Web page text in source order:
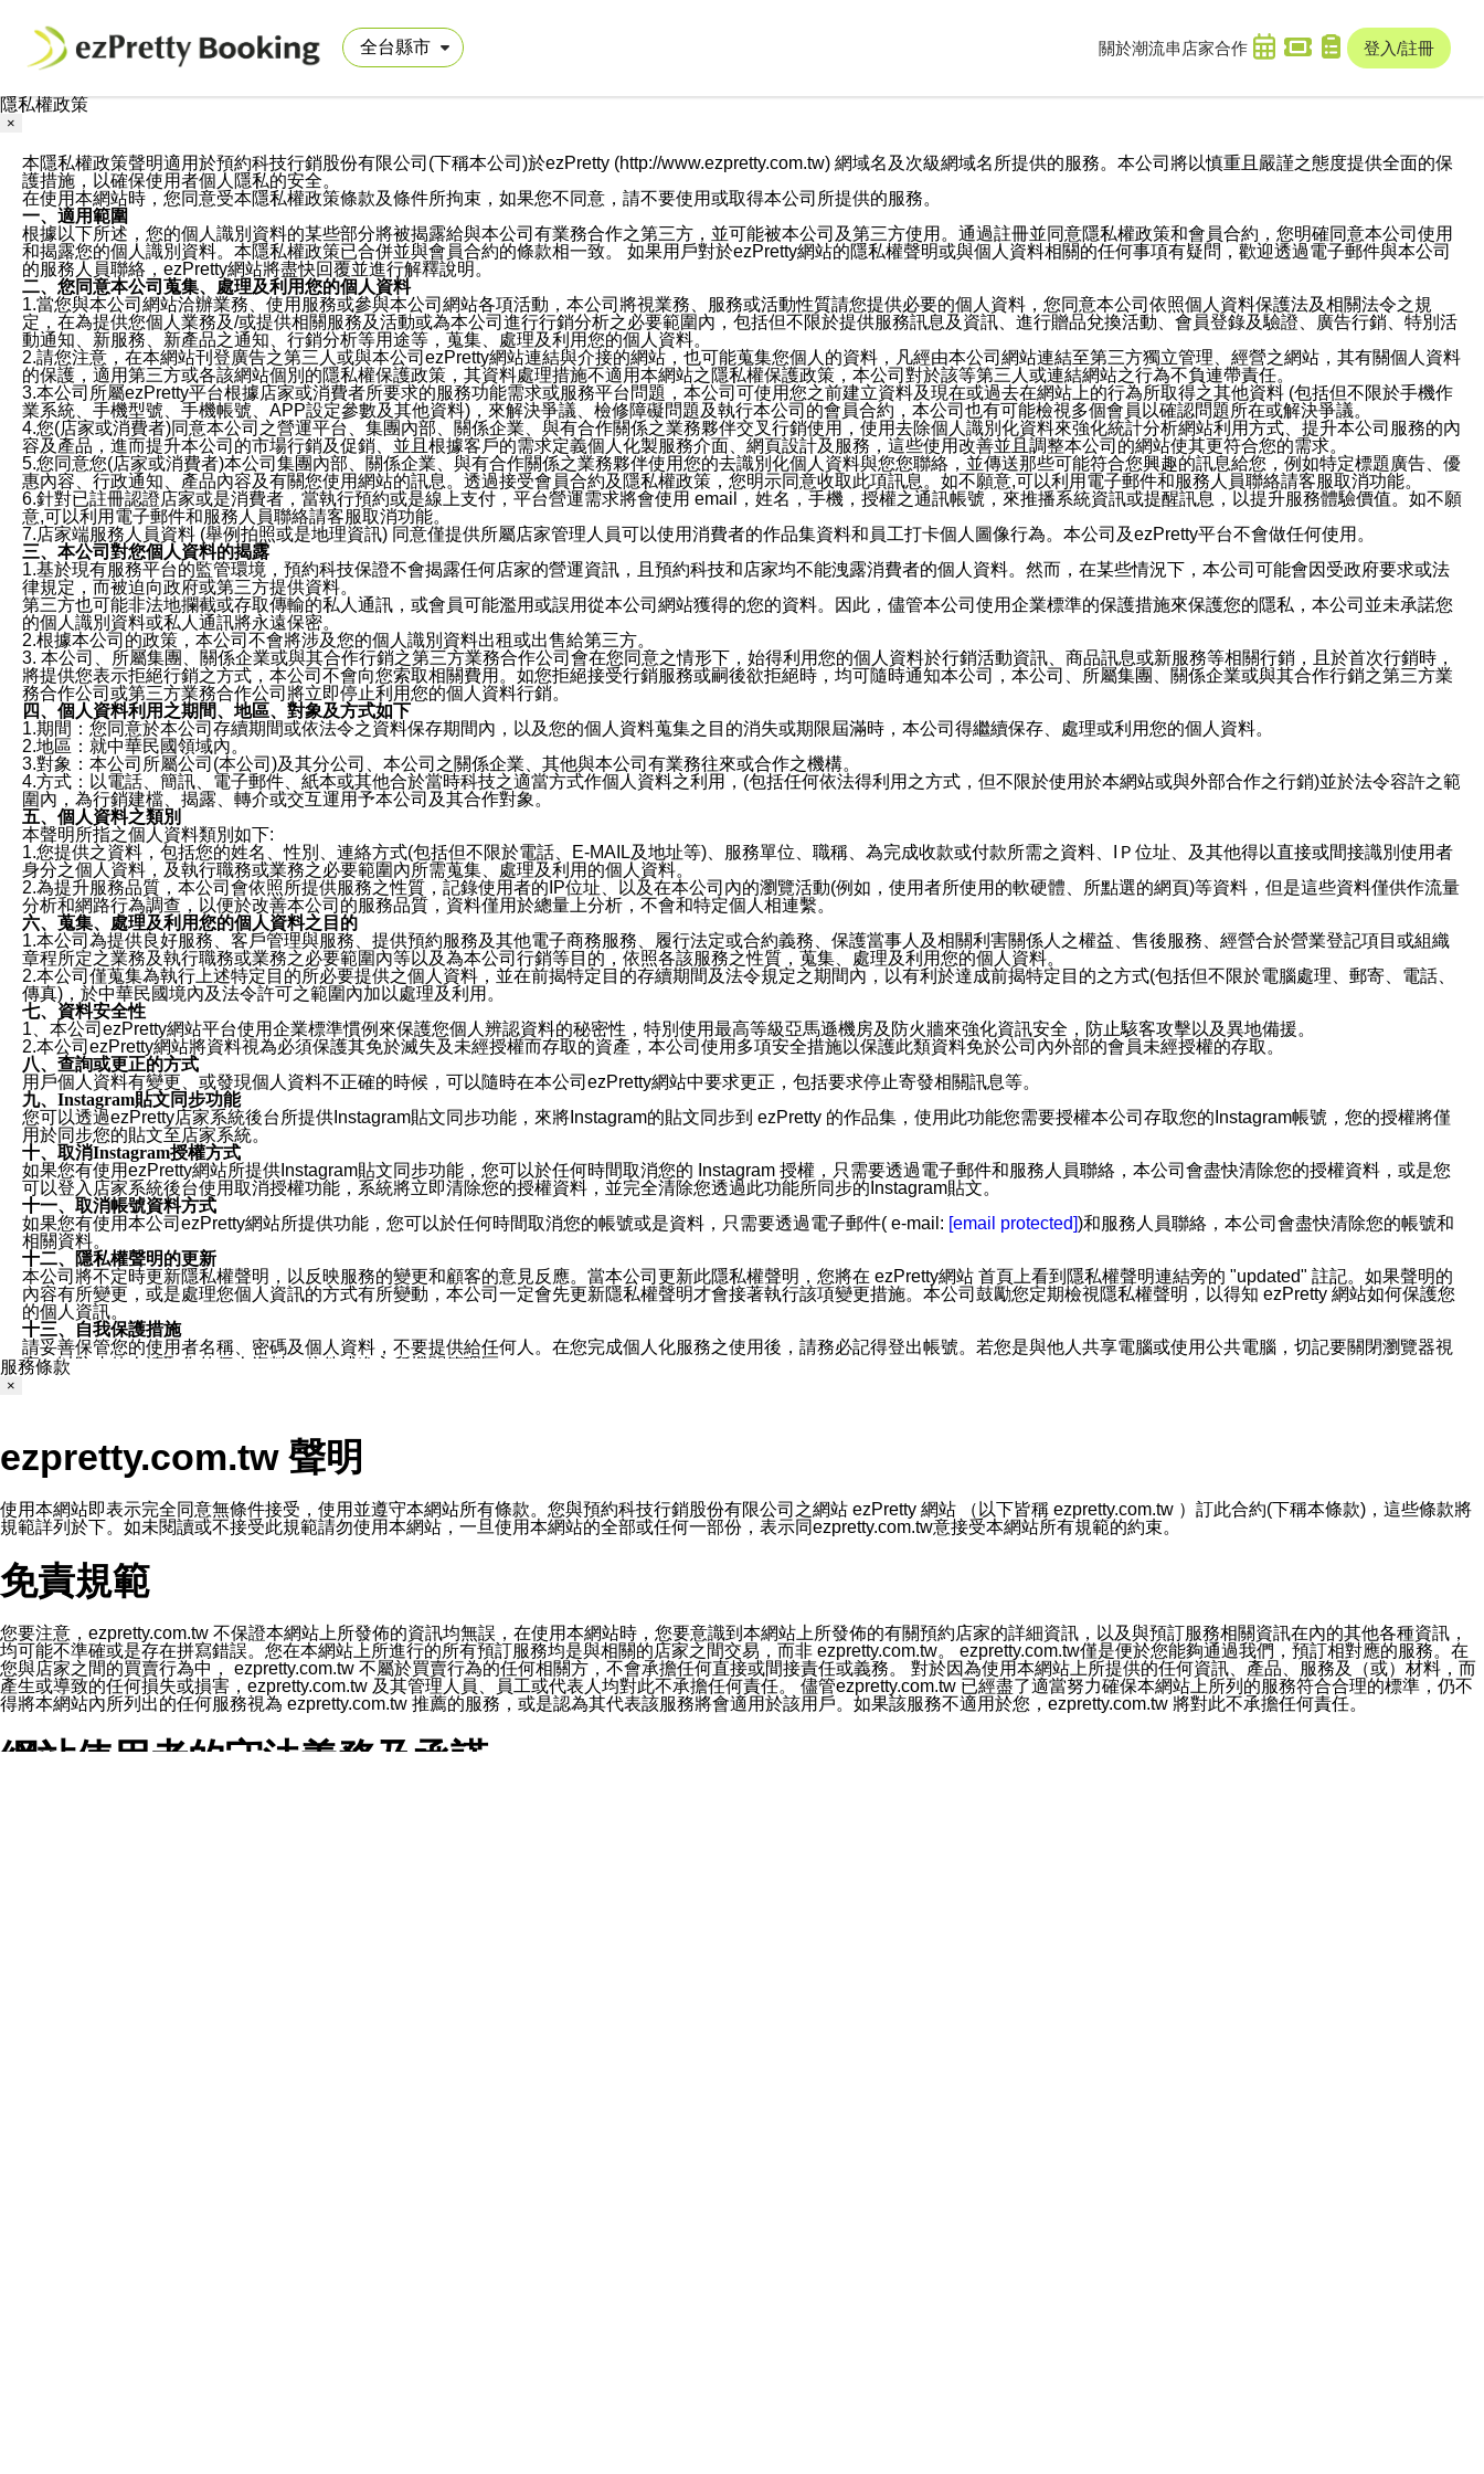
關於潮流串 店家合作 登入/註冊
隱私權政策
×
本隱私權政策聲明適用於預約科技行銷股份有限公司(下稱本公司)於ezPretty (http://www.ezpretty.com.tw) 網域名及次級網域名所提供的服務。本公司將以慎重且嚴謹之態度提供全面的保
護措施，以確保使用者個人隱私的安全。
在使用本網站時，您同意受本隱私權政策條款及條件所拘束，如果您不同意，請不要使用或取得本公司所提供的服務。
一、適用範圍
根據以下所述，您的個人識別資料的某些部分將被揭露給與本公司有業務合作之第三方，並可能被本公司及第三方使用。通過註冊並同意隱私權政策和會員合約，您明確同意本公司使用
和揭露您的個人識別資料。本隱私權政策已合併並與會員合約的條款相一致。 如果用戶對於ezPretty網站的隱私權聲明或與個人資料相關的任何事項有疑問，歡迎透過電子郵件與本公司
的服務人員聯絡，ezPretty網站將盡快回覆並進行解釋說明。
二、您同意本公司蒐集、處理及利用您的個人資料
1.當您與本公司網站洽辦業務、使用服務或參與本公司網站各項活動，本公司將視業務、服務或活動性質請您提供必要的個人資料，您同意本公司依照個人資料保護法及相關法令之規
定，在為提供您個人業務及/或提供相關服務及活動或為本公司進行行銷分析之必要範圍內，包括但不限於提供服務訊息及資訊、進行贈品兌換活動、會員登錄及驗證、廣告行銷、特別活
動通知、新服務、新產品之通知、行銷分析等用途等，蒐集、處理及利用您的個人資料。
2.請您注意，在本網站刊登廣告之第三人或與本公司ezPretty網站連結與介接的網站，也可能蒐集您個人的資料，凡經由本公司網站連結至第三方獨立管理、經營之網站，其有關個人資料
的保護，適用第三方或各該網站個別的隱私權保護政策，其資料處理措施不適用本網站之隱私權保護政策，本公司對於該等第三人或連結網站之行為不負連帶責任。
3.本公司所屬ezPretty平台根據店家或消費者所要求的服務功能需求或服務平台問題，本公司可使用您之前建立資料及現在或過去在網站上的行為所取得之其他資料 (包括但不限於手機作
業系統、手機型號、手機帳號、APP設定參數及其他資料)，來解決爭議、檢修障礙問題及執行本公司的會員合約，本公司也有可能檢視多個會員以確認問題所在或解決爭議。
4.您(店家或消費者)同意本公司之營運平台、集團內部、關係企業、與有合作關係之業務夥伴交叉行銷使用，使用去除個人識別化資料來強化統計分析網站利用方式、提升本公司服務的內
容及產品，進而提升本公司的市場行銷及促銷、並且根據客戶的需求定義個人化製服務介面、網頁設計及服務，這些使用改善並且調整本公司的網站使其更符合您的需求。
5.您同意您(店家或消費者)本公司集團內部、關係企業、與有合作關係之業務夥伴使用您的去識別化個人資料與您您聯絡，並傳送那些可能符合您興趣的訊息給您，例如特定標題廣告、優
惠內容、行政通知、產品內容及有關您使用網站的訊息。透過接受會員合約及隱私權政策，您明示同意收取此項訊息。如不願意,可以利用電子郵件和服務人員聯絡請客服取消功能。
6.針對已註冊認證店家或是消費者，當執行預約或是線上支付，平台營運需求將會使用 email，姓名，手機，授權之通訊帳號，來推播系統資訊或提醒訊息，以提升服務體驗價值。如不願
意,可以利用電子郵件和服務人員聯絡請客服取消功能。
7.店家端服務人員資料 (舉例拍照或是地理資訊) 同意僅提供所屬店家管理人員可以使用消費者的作品集資料和員工打卡個人圖像行為。本公司及ezPretty平台不會做任何使用。
三、本公司對您個人資料的揭露
1.基於現有服務平台的監管環境，預約科技保證不會揭露任何店家的營運資訊，且預約科技和店家均不能洩露消費者的個人資料。然而，在某些情況下，本公司可能會因受政府要求或法
律規定，而被迫向政府或第三方提供資料。
第三方也可能非法地攔截或存取傳輸的私人通訊，或會員可能濫用或誤用從本公司網站獲得的您的資料。因此，儘管本公司使用企業標準的保護措施來保護您的隱私，本公司並未承諾您
的個人識別資料或私人通訊將永遠保密。
2.根據本公司的政策，本公司不會將涉及您的個人識別資料出租或出售給第三方。
3. 本公司、所屬集團、關係企業或與其合作行銷之第三方業務合作公司會在您同意之情形下，始得利用您的個人資料於行銷活動資訊、商品訊息或新服務等相關行銷，且於首次行銷時，
將提供您表示拒絕行銷之方式，本公司不會向您索取相關費用。如您拒絕接受行銷服務或嗣後欲拒絕時，均可隨時通知本公司，本公司、所屬集團、關係企業或與其合作行銷之第三方業
務合作公司或第三方業務合作公司將立即停止利用您的個人資料行銷。
四、個人資料利用之期間、地區、對象及方式如下
1.期間：您同意於本公司存續期間或依法令之資料保存期間內，以及您的個人資料蒐集之目的消失或期限屆滿時，本公司得繼續保存、處理或利用您的個人資料。
2.地區：就中華民國領域內。
3.對象：本公司所屬公司(本公司)及其分公司、本公司之關係企業、其他與本公司有業務往來或合作之機構。
4.方式：以電話、簡訊、電子郵件、紙本或其他合於當時科技之適當方式作個人資料之利用，(包括任何依法得利用之方式，但不限於使用於本網站或與外部合作之行銷)並於法令容許之範
圍內，為行銷建檔、揭露、轉介或交互運用予本公司及其合作對象。
五、個人資料之類別
本聲明所指之個人資料類別如下:
1.您提供之資料，包括您的姓名、性別、連絡方式(包括但不限於電話、E-MAIL及地址等)、服務單位、職稱、為完成收款或付款所需之資料、IＰ位址、及其他得以直接或間接識別使用者
身分之個人資料，及執行職務或業務之必要範圍內所需蒐集、處理及利用的個人資料。
2.為提升服務品質，本公司會依照所提供服務之性質，記錄使用者的IP位址、以及在本公司內的瀏覽活動(例如，使用者所使用的軟硬體、所點選的網頁)等資料，但是這些資料僅供作流量
分析和網路行為調查，以便於改善本公司的服務品質，資料僅用於總量上分析，不會和特定個人相連繫。
六、蒐集、處理及利用您的個人資料之目的
1.本公司為提供良好服務、客戶管理與服務、提供預約服務及其他電子商務服務、履行法定或合約義務、保護當事人及相關利害關係人之權益、售後服務、經營合於營業登記項目或組織
章程所定之業務及執行職務或業務之必要範圍內等以及為本公司行銷等目的，依照各該服務之性質，蒐集、處理及利用您的個人資料。
2.本公司僅蒐集為執行上述特定目的所必要提供之個人資料，並在前揭特定目的存續期間及法令規定之期間內，以有利於達成前揭特定目的之方式(包括但不限於電腦處理、郵寄、電話、
傳真)，於中華民國境內及法令許可之範圍內加以處理及利用。
七、資料安全性
1、本公司ezPretty網站平台使用企業標準慣例來保護您個人辨認資料的秘密性，特別使用最高等級亞馬遜機房及防火牆來強化資訊安全，防止駭客攻擊以及異地備援。
2.本公司ezPretty網站將資料視為必須保護其免於滅失及未經授權而存取的資產，本公司使用多項安全措施以保護此類資料免於公司內外部的會員未經授權的存取。
八、查詢或更正的方式
用戶個人資料有變更、或發現個人資料不正確的時候，可以隨時在本公司ezPretty網站中要求更正，包括要求停止寄發相關訊息等。
九、Instagram貼文同步功能
您可以透過ezPretty店家系統後台所提供Instagram貼文同步功能，來將Instagram的貼文同步到 ezPretty 的作品集，使用此功能您需要授權本公司存取您的Instagram帳號，您的授權將僅
用於同步您的貼文至店家系統。
十、取消Instagram授權方式
如果您有使用ezPretty網站所提供Instagram貼文同步功能，您可以於任何時間取消您的 Instagram 授權，只需要透過電子郵件和服務人員聯絡，本公司會盡快清除您的授權資料，或是您
可以登入店家系統後台使用取消授權功能，系統將立即清除您的授權資料，並完全清除您透過此功能所同步的Instagram貼文。
十一、取消帳號資料方式
如果您有使用本公司ezPretty網站所提供功能，您可以於任何時間取消您的帳號或是資料，只需要透過電子郵件( e-mail: [email protected])和服務人員聯絡，本公司會盡快清除您的帳號和
相關資料。
十二、隱私權聲明的更新
本公司將不定時更新隱私權聲明，以反映服務的變更和顧客的意見反應。當本公司更新此隱私權聲明，您將在 ezPretty網站 首頁上看到隱私權聲明連結旁的 "updated" 註記。如果聲明的
內容有所變更，或是處理您個人資訊的方式有所變動，本公司一定會先更新隱私權聲明才會接著執行該項變更措施。本公司鼓勵您定期檢視隱私權聲明，以得知 ezPretty 網站如何保護您
的個人資訊。
十三、自我保護措施
請妥善保管您的使用者名稱、密碼及個人資料，不要提供給任何人。在您完成個人化服務之使用後，請務必記得登出帳號。若您是與他人共享電腦或使用公共電腦，切記要關閉瀏覽器視
窗，以防止他人讀取您的個人資料、信件或進入所機關管理區。
本公司/本服務將以通知型訊息傳送重要訊息給您。即使未加入本公司/本服務好友，您仍可接收到通知型訊息。
本公司/本服務傳送之通知型訊息以對您有效且重要的訊息為限，以廣告或其他目的的訊息皆不會被傳送。滿足以下三個條件者，將可收到通知型訊息。
2.該 LINE 帳號已在 LINE APP 設定中，同意接收通知型訊息。
3.LINE 帳號未封鎖傳送訊息之 LINE 官方帳號。
欲變更通知型訊息的設定，操作如下：
1.點選「主頁」＞「設定」
2.點選「隱私設定」
3.點選「提供使用資料」
5.開關「接收LINE通知型訊息」
❗️關閉「接收通知型訊息」後，將不會接收到來自任何企業官方帳號或認證官方帳號的通知型訊息。
服務條款
×
ezpretty.com.tw 聲明
使用本網站即表示完全同意無條件接受，使用並遵守本網站所有條款。您與預約科技行銷股份有限公司之網站 ezPretty 網站 （以下皆稱 ezpretty.com.tw ）訂此合約(下稱本條款)，這些條款將
規範詳列於下。如未閱讀或不接受此規範請勿使用本網站，一旦使用本網站的全部或任何一部份，表示同ezpretty.com.tw意接受本網站所有規範的約束。
免責規範
您要注意，ezpretty.com.tw 不保證本網站上所發佈的資訊均無誤，在使用本網站時，您要意識到本網站上所發佈的有關預約店家的詳細資訊，以及與預訂服務相關資訊在內的其他各種資訊，
均可能不準確或是存在拼寫錯誤。您在本網站上所進行的所有預訂服務均是與相關的店家之間交易，而非 ezpretty.com.tw。 ezpretty.com.tw僅是便於您能夠通過我們，預訂相對應的服務。在
您與店家之間的買賣行為中， ezpretty.com.tw 不屬於買賣行為的任何相關方，不會承擔任何直接或間接責任或義務。 對於因為使用本網站上所提供的任何資訊、產品、服務及（或）材料，而
產生或導致的任何損失或損害，ezpretty.com.tw 及其管理人員、員工或代表人均對此不承擔任何責任。 儘管ezpretty.com.tw 已經盡了適當努力確保本網站上所列的服務符合合理的標準，仍不
得將本網站內所列出的任何服務視為 ezpretty.com.tw 推薦的服務，或是認為其代表該服務將會適用於該用戶。如果該服務不適用於您，ezpretty.com.tw 將對此不承擔任何責任。
網站使用者的守法義務及承諾